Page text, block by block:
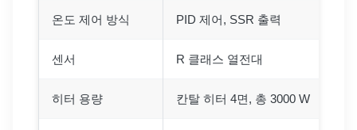
온도 제어 방식 PID 제어, SSR 출력
센서 R 클래스 열전대
히터 용량 칸탈 히터 4면, 총 3000 W